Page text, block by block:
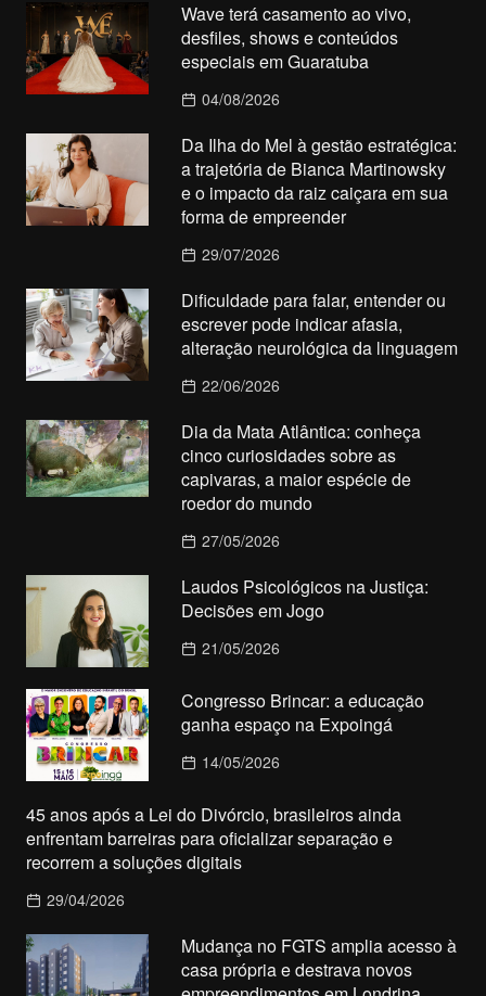
Wave terá casamento ao vivo,
desfiles, shows e conteúdos
especiais em Guaratuba
04/08/2026
Da Ilha do Mel à gestão estratégica:
a trajetória de Bianca Martinowsky
e o impacto da raiz caiçara em sua
forma de empreender
29/07/2026
Dificuldade para falar, entender ou
escrever pode indicar afasia,
alteração neurológica da linguagem
22/06/2026
Dia da Mata Atlântica: conheça
cinco curiosidades sobre as
capivaras, a maior espécie de
roedor do mundo
27/05/2026
Laudos Psicológicos na Justiça:
Decisões em Jogo
21/05/2026
Congresso Brincar: a educação
ganha espaço na Expoingá
14/05/2026
45 anos após a Lei do Divórcio, brasileiros ainda
enfrentam barreiras para oficializar separação e
recorrem a soluções digitais
29/04/2026
Mudança no FGTS amplia acesso à
casa própria e destrava novos